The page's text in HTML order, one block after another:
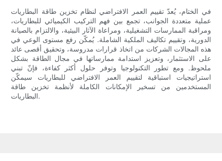
في الختام، يُعدّ تقييم العمر الافتراضي لنظام تخزين طاقة البطاريات
عملية متعددة الجوانب، تجمع بين فهم التركيب الكيميائي للبطاريات،
ومراقبة الممارسات التشغيلية، ومراعاة الآثار البيئية، والالتزام بالصيانة
الدورية، وتقييم تكاليف الملكية الشاملة. يُمكّن رفع مستوى الوعي في
هذه المجالات الشركات من اتخاذ قرارات مدروسة، وتحقيق أقصى عائد
على الاستثمار، وتعزيز استدامة ممارساتها في مجال الطاقة بشكل
ملحوظ. ومع تطور التكنولوجيا وتوفر حلول أكثر كفاءة، فإنّ تبني
استراتيجيات استباقية لتقييم العمر الافتراضي للبطاريات سيمكّن
المستخدمين من تسخير الإمكانات الكاملة لأنظمة تخزين طاقة
البطاريات.